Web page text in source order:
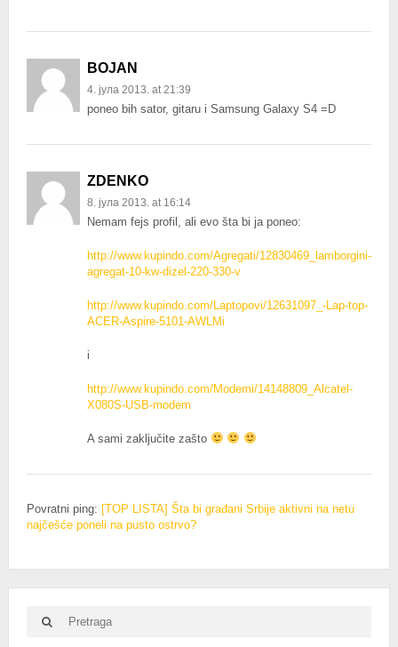
BOJAN
4. јула 2013. at 21:39
poneo bih sator, gitaru i Samsung Galaxy S4 =D
ZDENKO
8. јула 2013. at 16:14
Nemam fejs profil, ali evo šta bi ja poneo:
http://www.kupindo.com/Agregati/12830469_lamborgini-
agregat-10-kw-dizel-220-330-v
http://www.kupindo.com/Laptopovi/12631097_-Lap-top-
ACER-Aspire-5101-AWLMi
i
http://www.kupindo.com/Modemi/14148809_Alcatel-
X080S-USB-modem
A sami zaključite zašto
Povratni ping: [TOP LISTA] Šta bi građani Srbije aktivni na netu
najčešće poneli na pusto ostrvo?
for:
Search